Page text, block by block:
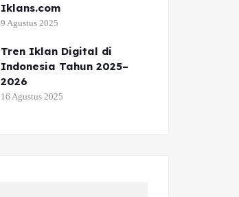
Iklans.com
9 Agustus 2025
Tren Iklan Digital di
Indonesia Tahun 2025–
2026
16 Agustus 2025